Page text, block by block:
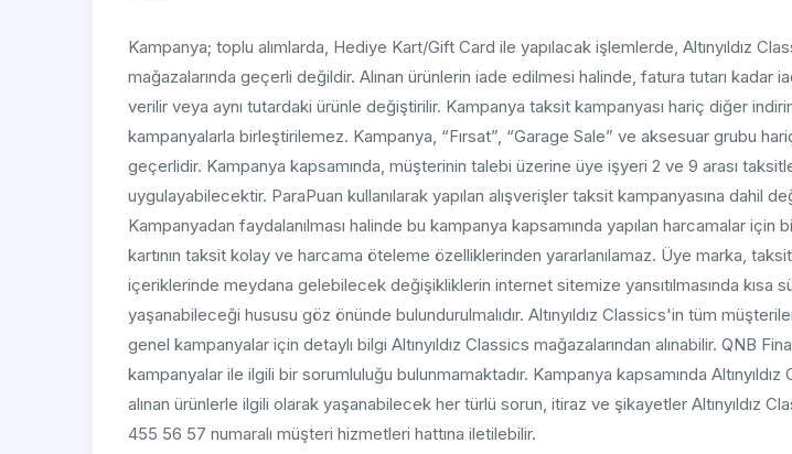
Kampanya; toplu alımlarda, Hediye Kart/Gift Card ile yapılacak işlemlerde, Altınyıldız
mağazalarında geçerli değildir. Alınan ürünlerin iade edilmesi halinde, fatura tutarı kadar
verilir veya aynı tutardaki ürünle değiştirilir. Kampanya taksit kampanyası hariç diğer
kampanyalarla birleştirilemez. Kampanya, “Fırsat”, “Garage Sale” ve aksesuar grubu
geçerlidir. Kampanya kapsamında, müşterinin talebi üzerine üye işyeri 2 ve 9 arası
uygulayabilecektir. ParaPuan kullanılarak yapılan alışverişler taksit kampanyasına dahil
Kampanyadan faydalanılması halinde bu kampanya kapsamında yapılan harcamalar için
kartının taksit kolay ve harcama öteleme özelliklerinden yararlanılamaz. Üye marka,
içeriklerinde meydana gelebilecek değişikliklerin internet sitemize yansıtılmasında kısa
yaşanabileceği hususu göz önünde bulundurulmalıdır. Altınyıldız Classics'in tüm
genel kampanyalar için detaylı bilgi Altınyıldız Classics mağazalarından alınabilir. QNB
kampanyalar ile ilgili bir sorumluluğu bulunmamaktadır. Kampanya kapsamında Altınyıldız
alınan ürünlerle ilgili olarak yaşanabilecek her türlü sorun, itiraz ve şikayetler Altınyıldız
455 56 57 numaralı müşteri hizmetleri hattına iletilebilir.